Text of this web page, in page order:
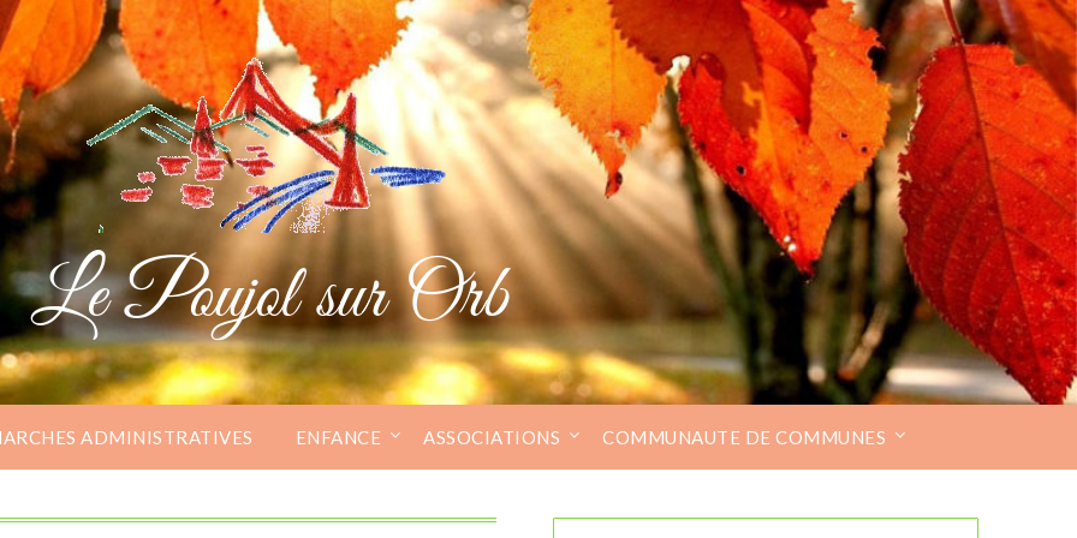
Le Poujol sur Orb
ADMINISTRATIVES ENFANCE ASSOCIATIONS COMMUNAUTE DE COMMUNES